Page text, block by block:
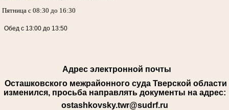
Пятница с 08:30 до 16:30
Обед с 13:00 до 13:50
Адрес электронной почты
Осташковского межрайонного суда Тверской области
изменился, просьба направлять документы на адрес:
ostashkovsky.twr@sudrf.ru